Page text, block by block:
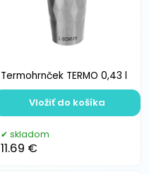
Termohrnček TERMO 0,43 l
skladom
11.69 €
Vložiť do košíka